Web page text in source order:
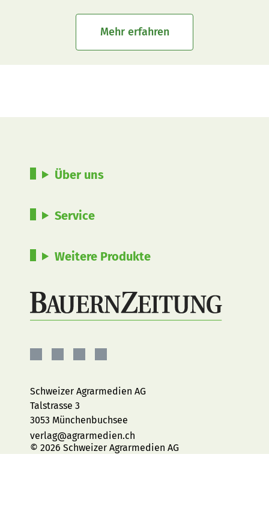
Mehr erfahren
Über uns
Service
Weitere Produkte
Facebook
Instagram
YouTubeLinkedIn
Schweizer Agrarmedien AG
Talstrasse 3
3053 Münchenbuchsee
verlag@agrarmedien.ch
© 2026 Schweizer Agrarmedien AG